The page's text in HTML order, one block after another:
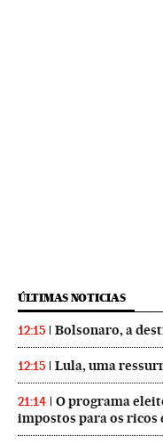
ÚLTIMAS NOTICIAS
12:15 Bolsonaro, a
12:15 Lula, uma
21:14
O programa
impostos para os ricos